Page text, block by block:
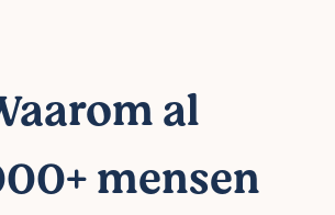
al
mensen